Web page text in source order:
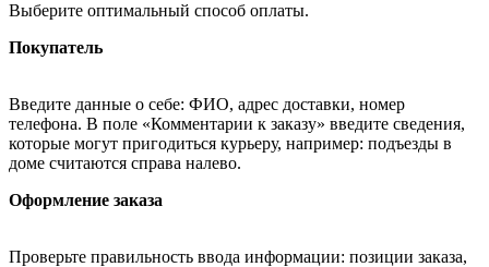
Выберите оптимальный способ оплаты.
Покупатель
Введите данные о себе: ФИО, адрес доставки, номер
телефона. В поле «Комментарии к заказу» введите сведения,
которые могут пригодиться курьеру, например: подъезды в
доме считаются справа налево.
Оформление заказа
Проверьте правильность ввода информации: позиции заказа,